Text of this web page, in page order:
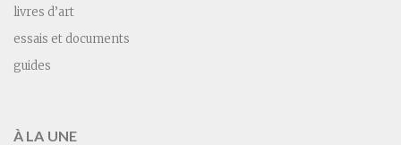
livres d’art
essais et documents
guides
À LA UNE